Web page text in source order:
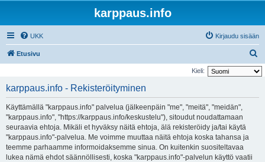
karppaus.info
UKK Kirjaudu sisään
Etusivu
t
Kieli:
karppaus.info - Rekisteröityminen
Käyttämällä "karppaus.info" palvelua (jälkeenpäin "me", "meitä", "meidän",
"karppaus.info", "https://karppaus.info/keskustelu"), sitoudut noudattamaan
seuraavia ehtoja. Mikäli et hyväksy näitä ehtoja, älä rekisteröidy ja/tai käytä
"karppaus.info"-palvelua. Me voimme muuttaa näitä ehtoja koska tahansa ja
teemme parhaamme informoidaksemme sinua. On kuitenkin suositeltavaa
lukea nämä ehdot säännöllisesti, koska "karppaus.info"-palvelun käyttö vaatii